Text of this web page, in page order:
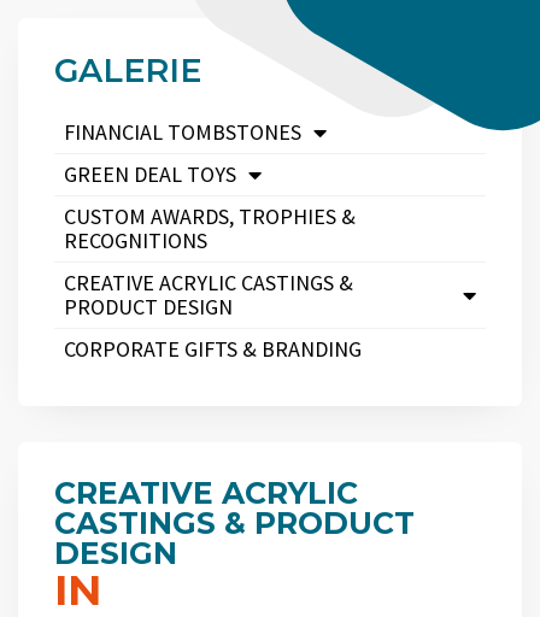
GALERIE
FINANCIAL TOMBSTONES
GREEN DEAL TOYS
CUSTOM AWARDS, TROPHIES &
RECOGNITIONS
CREATIVE ACRYLIC CASTINGS &
PRODUCT DESIGN
CORPORATE GIFTS & BRANDING
CREATIVE ACRYLIC
CASTINGS & PRODUCT
DESIGN
IN